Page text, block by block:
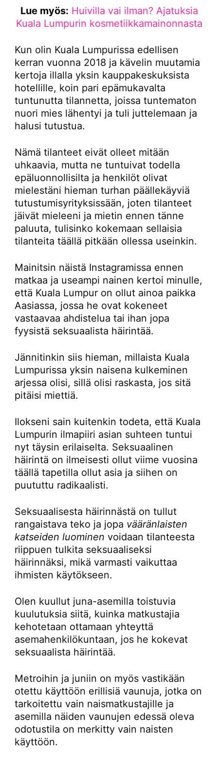
Lue myös: Huivilla vai ilman? Ajatuksia
Kuala Lumpurin kosmetiikkamainonnasta
Kun olin Kuala Lumpurissa edellisen
kerran vuonna 2018 ja kävelin muutamia
kertoja illalla yksin kauppakeskuksista
hotellille, koin pari epämukavalta
tuntunutta tilannetta, joissa tuntematon
nuori mies lähentyi ja tuli juttelemaan ja
halusi tutustua.
Nämä tilanteet eivät olleet mitään
uhkaavia, mutta ne tuntuivat todella
epäluonnollisilta ja henkilöt olivat
mielestäni hieman turhan päällekäyviä
tutustumisyrityksissään, joten tilanteet
jäivät mieleeni ja mietin ennen tänne
paluuta, tulisinko kokemaan sellaisia
tilanteita täällä pitkään ollessa useinkin.
Mainitsin näistä Instagramissa ennen
matkaa ja useampi nainen kertoi minulle,
että Kuala Lumpur on ollut ainoa paikka
Aasiassa, jossa he ovat kokeneet
vastaavaa ahdistelua tai ihan jopa
fyysistä seksuaalista häirintää.
Jännitinkin siis hieman, millaista Kuala
Lumpurissa yksin naisena kulkeminen
arjessa olisi, sillä olisi raskasta, jos sitä
pitäisi miettiä.
Ilokseni sain kuitenkin todeta, että Kuala
Lumpurin ilmapiiri asian suhteen tuntui
nyt täysin erilaiselta. Seksuaalinen
häirintä on ilmeisesti ollut viime vuosina
täällä tapetilla ollut asia ja siihen on
puututtu radikaalisti.
Seksuaalisesta häirinnästä on tullut
rangaistava teko ja jopa vääränlaisten
katseiden luominen voidaan tilanteesta
riippuen tulkita seksuaaliseksi
häirinnäksi, mikä varmasti vaikuttaa
ihmisten käytökseen.
Olen kuullut juna-asemilla toistuvia
kuulutuksia siitä, kuinka matkustajia
kehotetaan ottamaan yhteyttä
asemahenkilökuntaan, jos he kokevat
seksuaalista häirintää.
Metroihin ja juniin on myös vastikään
otettu käyttöön erillisiä vaunuja, jotka on
tarkoitettu vain naismatkustajille ja
asemilla näiden vaunujen edessä oleva
odotustila on merkitty vain naisten
käyttöön.